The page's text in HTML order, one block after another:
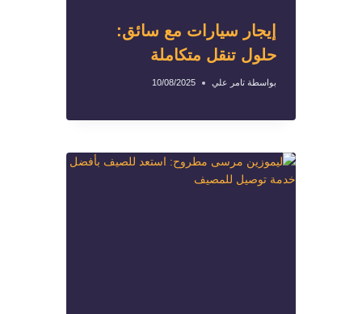
إيجار سيارات مع سائق:
حلول تنقل متكاملة
بواسطة تامر علي 10/08/2025